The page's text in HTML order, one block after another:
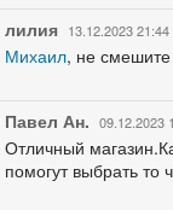
лилия 13.12.2023 21:44
Михаил, не
Павел Ан. 09.12.2023
Отличный
помогут выбрать то